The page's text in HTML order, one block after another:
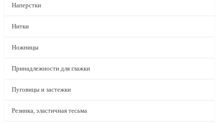
Наперстки
Нитки
Ножницы
Принадлежности для глажки
Пуговицы и застежки
Резинка, эластичная тесьма